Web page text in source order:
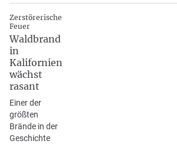
Zerstörerische
Feuer
Waldbrand
in
Kalifornien
wächst
rasant
Einer der
größten
Brände in der
Geschichte